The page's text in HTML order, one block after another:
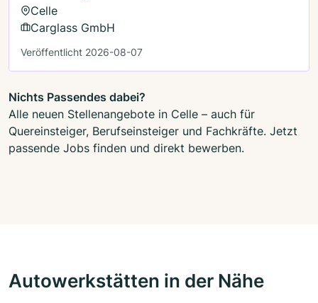
Celle
Carglass GmbH
Veröffentlicht 2026-08-07
Nichts Passendes dabei?
Alle neuen Stellenangebote in Celle – auch für
Quereinsteiger, Berufseinsteiger und Fachkräfte. Jetzt
passende Jobs finden und direkt bewerben.
Autowerkstätten in der Nähe